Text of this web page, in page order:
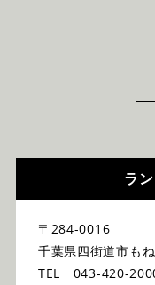
ラ
〒284-0016
千葉県四街道市も
TEL 043-420-